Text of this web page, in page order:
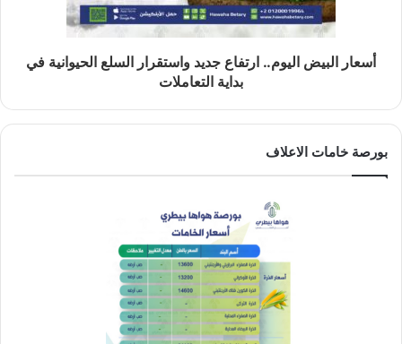
أسعار البيض اليوم.. ارتفاع جديد واستقرار السلع الحيوانية في
بداية التعاملات
بورصة خامات الاعلاف